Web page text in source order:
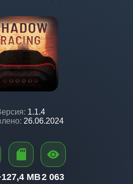
1.1.4
26.06.2024
127,4 MB2 063